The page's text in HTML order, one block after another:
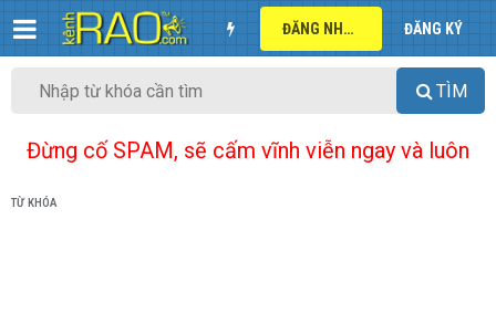
ĐĂNG NHẬP ĐĂNG KÝ
TÌM
Đừng cố SPAM, sẽ cấm vĩnh viễn ngay và luôn
TỪ KHÓA